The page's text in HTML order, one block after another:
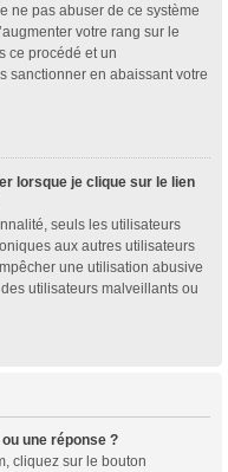
ne pas abuser de ce système
votre rang sur le
ce procédé et un
sanctionner en abaissant votre
lorsque je clique sur le lien
seuls les utilisateurs
aux autres utilisateurs
une utilisation abusive
utilisateurs malveillants ou
une réponse ?
cliquez sur le bouton